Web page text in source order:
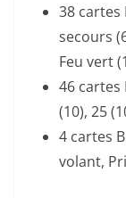
38 cartes
secours
Feu vert
46 cartes
(10), 25
4 cartes
volant,